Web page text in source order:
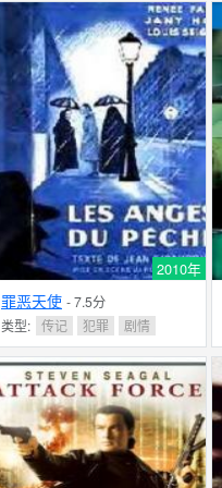
2010年
罪恶天使 - 7.5分
类型: 传记 犯罪 剧情